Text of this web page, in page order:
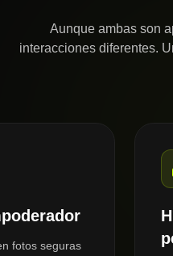
Aunque ambas son
interacciones diferentes.
fotos seguras